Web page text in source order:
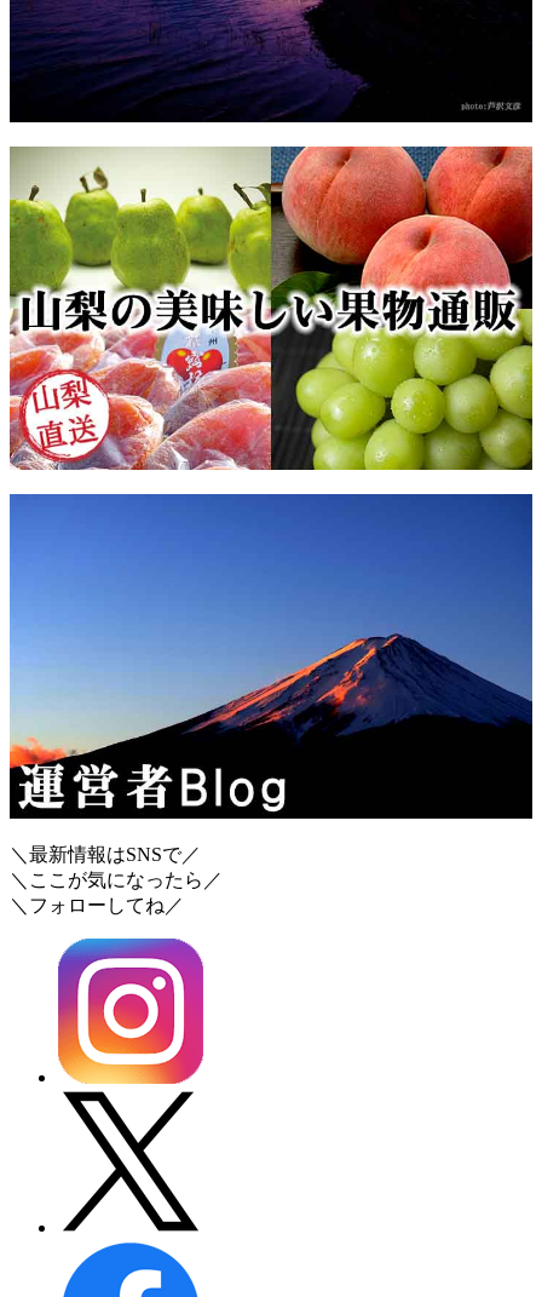
＼最新情報はSNSで／
＼ここが気になったら／
＼フォローしてね／